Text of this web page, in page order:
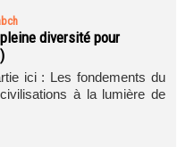
diversité pour
ici : Les fondements du
à la lumière de